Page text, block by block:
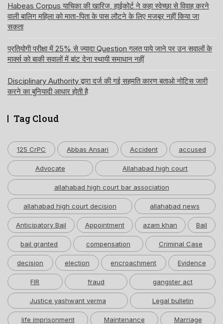
Habeas Corpus याचिका की खारिज, हाईकोर्ट ने कहा स्वेच्छा से विवाह करने
वाली बालिग महिला को माता-पिता के पास लौटने के लिए मजबूर नहीं किया जा
सकता
प्रतियोगी परीक्षा में 25% से ज्यादा Question गलत पाये जाने पर उन सवालों के
मार्क्स को बाकी सवालों में बांट देना स्थायी समाधान नहीं
Disciplinary Authority द्वारा दर्ज की गई सहमति कारण बताओ नोटिस जारी
करने का बुनियादी आधार होती है
Tag Cloud
125 CrPC Abbas Ansari Accident accused
Advocate Allahabad high court
allahabad high court bar association
allahabad high court decision allahabad news
Anticipatory Bail Appointment azam khan Bail
bail granted compensation Criminal Case
decision election encroachment Evidence
FIR fraud gangster act
Justice yashwant verma Legal bulletin
life imprisonment Maintenance Marriage